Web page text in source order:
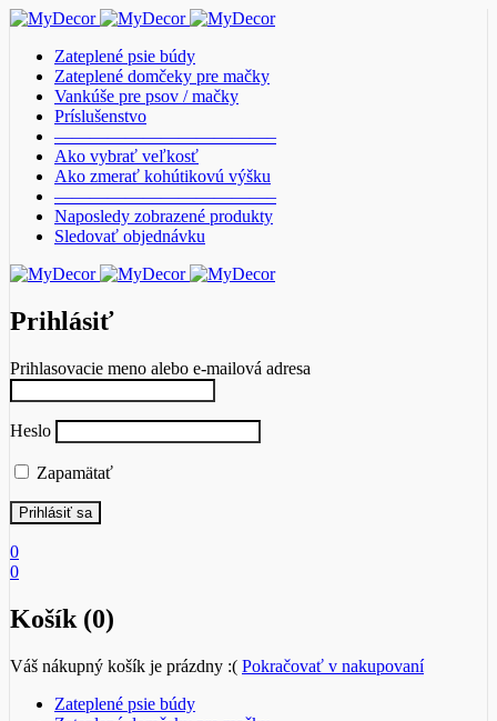
Zateplené psie búdy
Zateplené domčeky pre mačky
Vankúše pre psov / mačky
Príslušenstvo
————————————–
Ako vybrať veľkosť
Ako zmerať kohútikovú výšku
————————————–
Naposledy zobrazené produkty
Sledovať objednávku
Prihlásiť
Prihlasovacie meno alebo e-mailová adresa
Heslo
Zapamätať
0
0
Košík (0)
Váš nákupný košík je prázdny :( Pokračovať v nakupovaní
Zateplené psie búdy